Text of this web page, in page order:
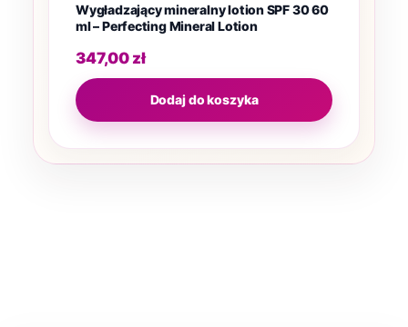
Wygładzający mineralny lotion SPF 30 60
ml – Perfecting Mineral Lotion
347,00 zł
Dodaj do koszyka